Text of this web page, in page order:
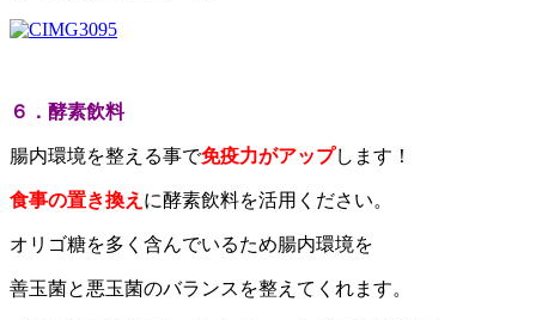
６．酵素飲料
腸内環境を整える事で免疫力がアップします！
食事の置き換え に酵素飲料を活用ください。
オリゴ糖を多く含んでいるため腸内環境を
善玉菌と悪玉菌のバランスを整えてくれます。